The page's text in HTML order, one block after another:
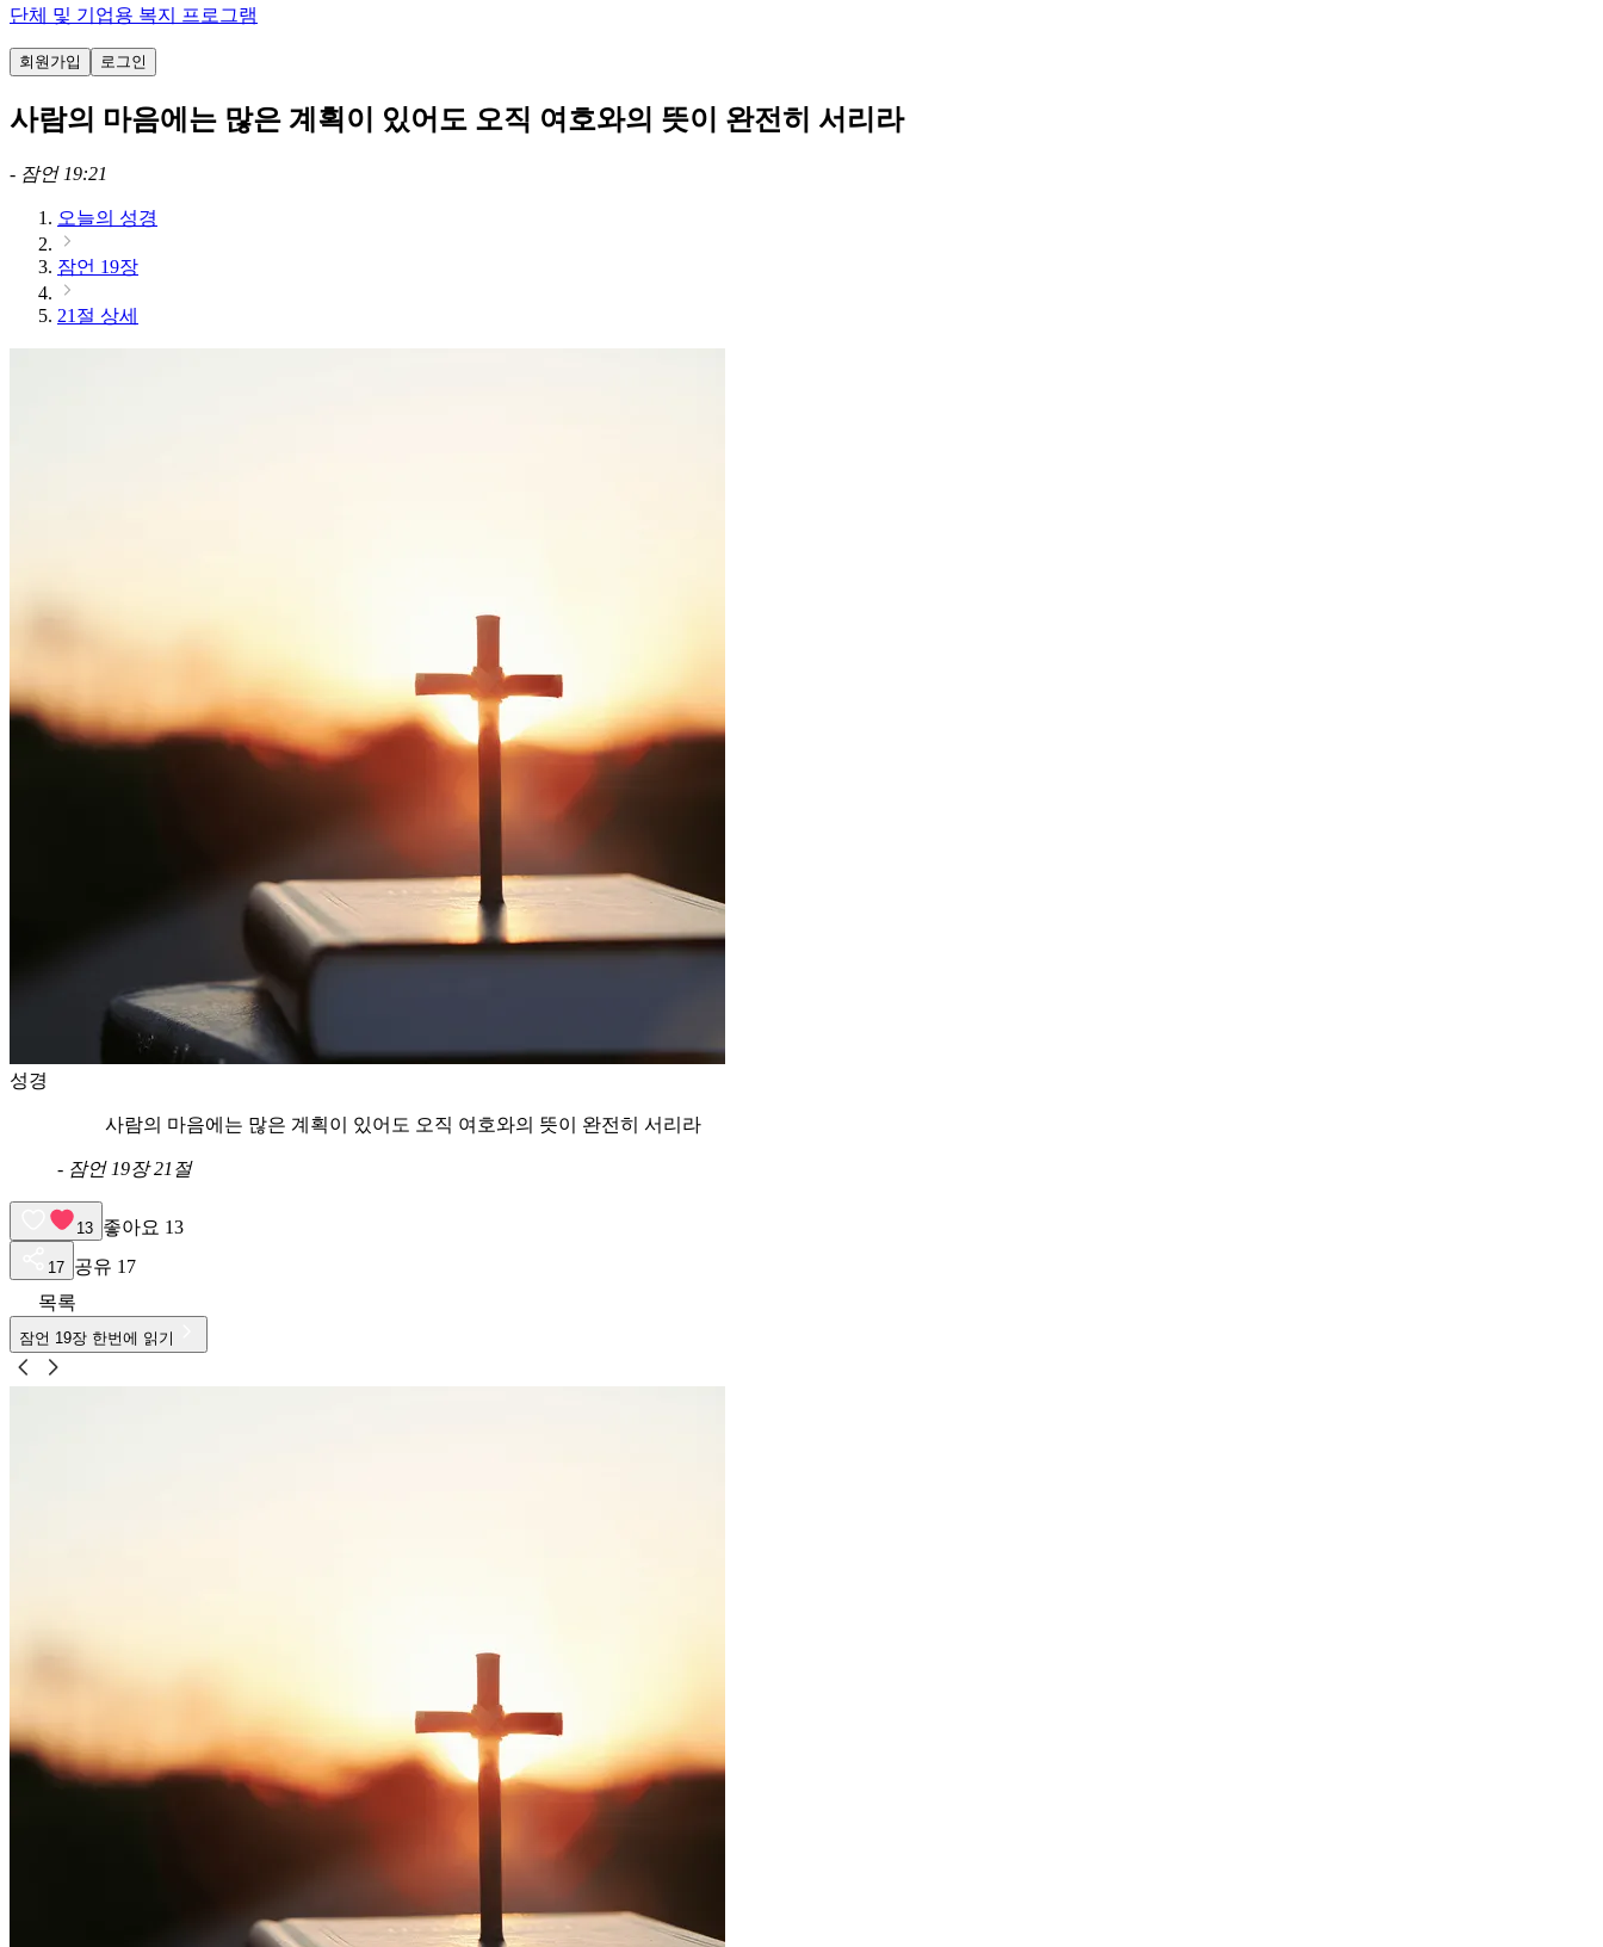
단체 및 기업용 복지 프로그램
회원가입 로그인
사람의 마음에는 많은 계획이 있어도 오직 여호와의 뜻이 완전히 서리라
- 잠언 19:21
오늘의 성경
잠언 19장
21절 상세
성경
사람의 마음에는 많은 계획이 있어도 오직 여호와의 뜻이 완전히 서리라
- 잠언 19장 21절
13 좋아요 13
17 공유 17
목록
잠언 19장 한번에 읽기